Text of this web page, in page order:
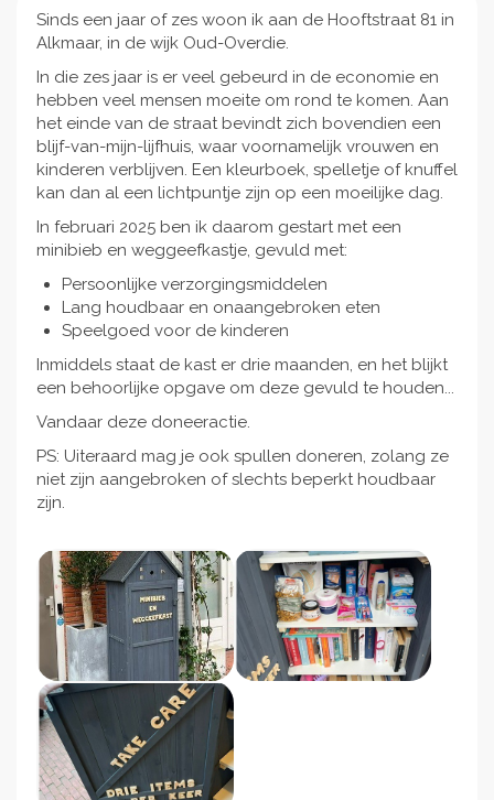
Sinds een jaar of zes woon ik aan de Hooftstraat 81 in
Alkmaar, in de wijk Oud-Overdie.
In die zes jaar is er veel gebeurd in de economie en
hebben veel mensen moeite om rond te komen. Aan
het einde van de straat bevindt zich bovendien een
blijf-van-mijn-lijfhuis, waar voornamelijk vrouwen en
kinderen verblijven. Een kleurboek, spelletje of knuffel
kan dan al een lichtpuntje zijn op een moeilijke dag.
In februari 2025 ben ik daarom gestart met een
minibieb en weggeefkastje, gevuld met:
Persoonlijke verzorgingsmiddelen
Lang houdbaar en onaangebroken eten
Speelgoed voor de kinderen
Inmiddels staat de kast er drie maanden, en het blijkt
een behoorlijke opgave om deze gevuld te houden...
Vandaar deze doneeractie.
PS: Uiteraard mag je ook spullen doneren, zolang ze
niet zijn aangebroken of slechts beperkt houdbaar
zijn.